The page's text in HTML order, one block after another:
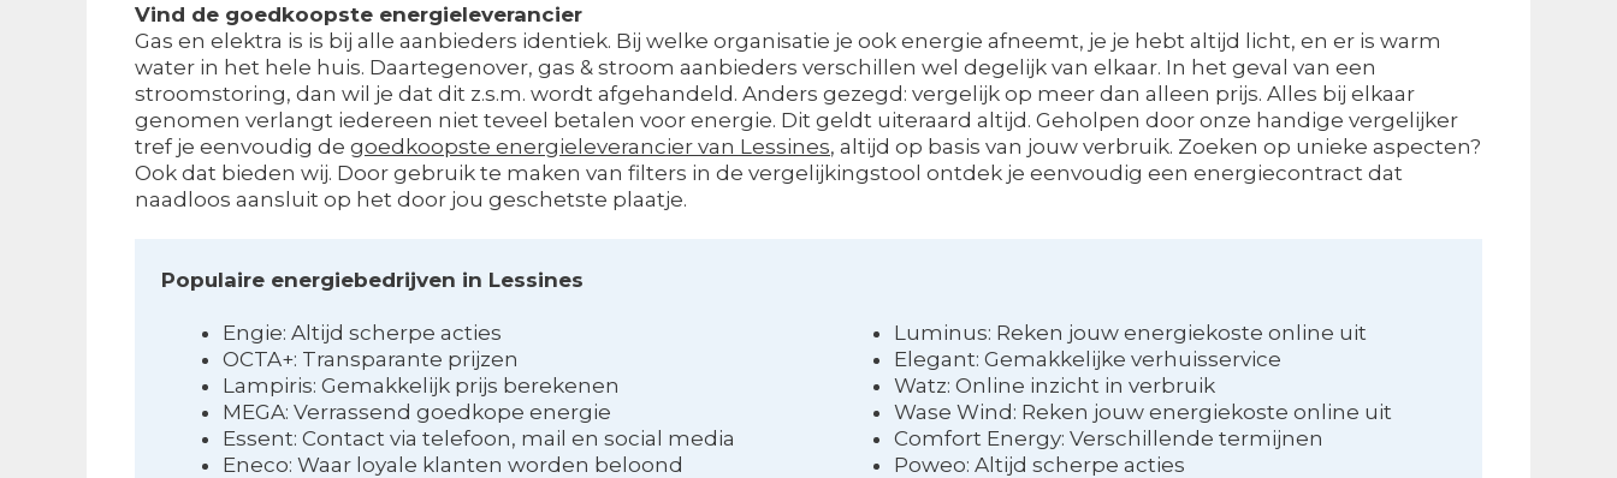
Vind de goedkoopste energieleverancier
Gas en elektra is is bij alle aanbieders identiek. Bij welke organisatie je ook energie afneemt, je je hebt altijd licht, en er is warm
water in het hele huis. Daartegenover, gas & stroom aanbieders verschillen wel degelijk van elkaar. In het geval van een
stroomstoring, dan wil je dat dit z.s.m. wordt afgehandeld. Anders gezegd: vergelijk op meer dan alleen prijs. Alles bij elkaar
genomen verlangt iedereen niet teveel betalen voor energie. Dit geldt uiteraard altijd. Geholpen door onze handige vergelijker
tref je eenvoudig de goedkoopste energieleverancier van Lessines, altijd op basis van jouw verbruik. Zoeken op unieke aspecten?
Ook dat bieden wij. Door gebruik te maken van filters in de vergelijkingstool ontdek je eenvoudig een energiecontract dat
naadloos aansluit op het door jou geschetste plaatje.
Populaire energiebedrijven in Lessines
Engie: Altijd scherpe acties
OCTA+: Transparante prijzen
Lampiris: Gemakkelijk prijs berekenen
MEGA: Verrassend goedkope energie
Essent: Contact via telefoon, mail en social media
Eneco: Waar loyale klanten worden beloond
Luminus: Reken jouw energiekoste online uit
Elegant: Gemakkelijke verhuisservice
Watz: Online inzicht in verbruik
Wase Wind: Reken jouw energiekoste online uit
Comfort Energy: Verschillende termijnen
Poweo: Altijd scherpe acties